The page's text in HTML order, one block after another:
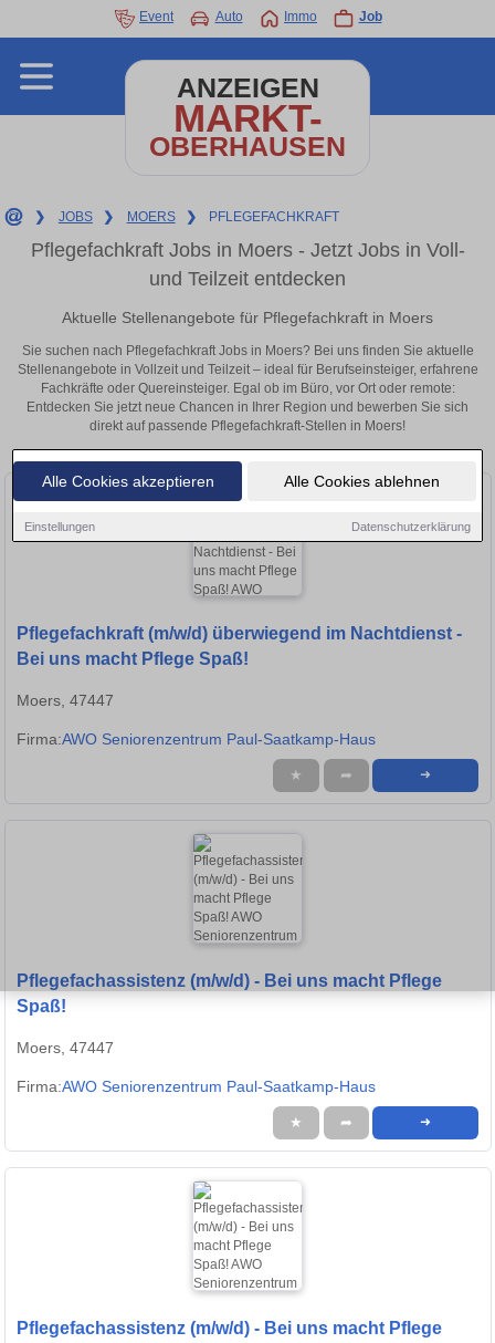
Alle Cookies akzeptieren Alle Cookies ablehnen
Einstellungen Datenschutzerklärung
Event Auto Immo Job
ANZEIGEN
MARKT-
OBERHAUSEN
❯ JOBS ❯ MOERS ❯ PFLEGEFACHKRAFT
Pflegefachkraft Jobs in Moers - Jetzt Jobs in Voll-
und Teilzeit entdecken
Aktuelle Stellenangebote für Pflegefachkraft in Moers
Sie suchen nach Pflegefachkraft Jobs in Moers? Bei uns finden Sie aktuelle
Stellenangebote in Vollzeit und Teilzeit – ideal für Berufseinsteiger, erfahrene
Fachkräfte oder Quereinsteiger. Egal ob im Büro, vor Ort oder remote:
Entdecken Sie jetzt neue Chancen in Ihrer Region und bewerben Sie sich
direkt auf passende Pflegefachkraft-Stellen in Moers!
Pflegefachkraft (m/w/d) überwiegend im Nachtdienst -
Bei uns macht Pflege Spaß!
Moers, 47447
Firma:AWO Seniorenzentrum Paul-Saatkamp-Haus
★ ➦ ➜
Pflegefachassistenz (m/w/d) - Bei uns macht Pflege
Spaß!
Moers, 47447
Firma:AWO Seniorenzentrum Paul-Saatkamp-Haus
★ ➦ ➜
Pflegefachassistenz (m/w/d) - Bei uns macht Pflege